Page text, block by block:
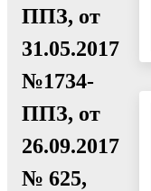
ППЗ, от
31.05.2017
№1734-
ППЗ, от
26.09.2017
№ 625,